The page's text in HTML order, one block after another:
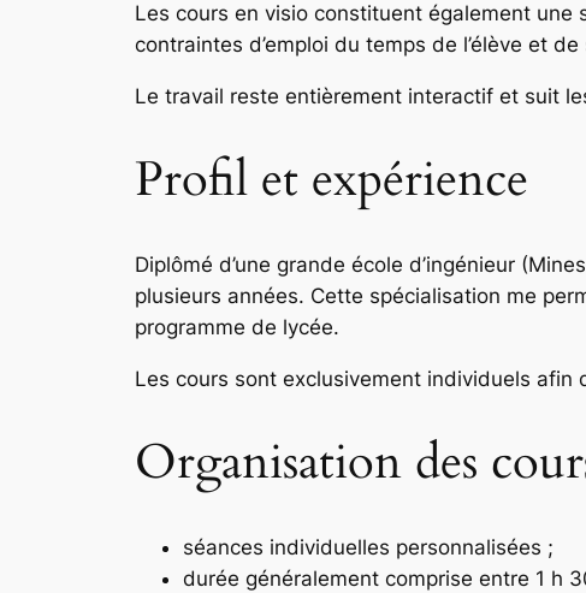
Les cours en visio constituent également
contraintes d’emploi du temps de l’élève et
Le travail reste entièrement interactif et suit
Profil et expérience
Diplômé d’une grande école d’ingénieur
plusieurs années. Cette spécialisation me
programme de lycée.
Les cours sont exclusivement individuels afin
Organisation des
séances individuelles personnalisées ;
durée généralement comprise entre 1 h